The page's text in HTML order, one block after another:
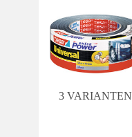
3 VARIANTEN